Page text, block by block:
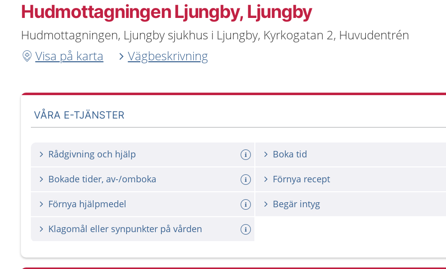
Hudmottagningen Ljungby, Ljungby
Hudmottagningen, Ljungby sjukhus i Ljungby, Kyrkogatan 2, Huvudentrén
Visa på karta
Vägbeskrivning
VÅRA E-TJÄNSTER
Rådgivning och hjälp Boka tid
Bokade tider, av-/omboka Förnya recept
Förnya hjälpmedel Begär intyg
Klagomål eller synpunkter på vården